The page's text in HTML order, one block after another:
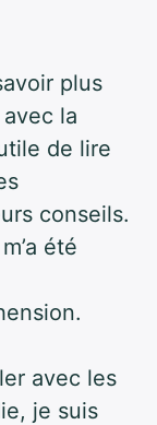
plus
la
de lire
conseils.
été
avec les
je suis